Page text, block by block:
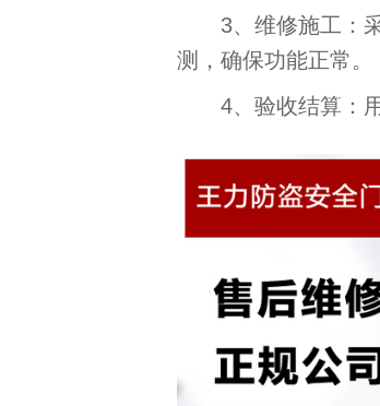
3、维修施工：采
测，确保功能正常。
4、验收结算：用